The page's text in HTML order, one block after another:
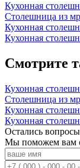
Кухонная
Столешница из
Кухонная
Кухонная
Смотрите
Кухонная
Столешница из
Кухонная
Кухонная
Остались
Мы поможем вам